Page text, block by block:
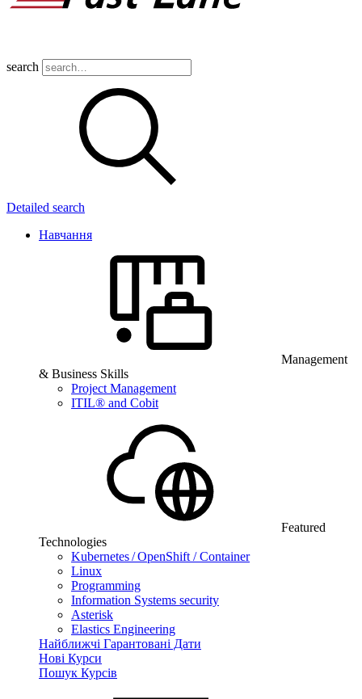
search
Detailed search
Навчання
Management
& Business Skills
Project Management
ITIL® and Cobit
Featured
Technologies
Kubernetes / OpenShift / Container
Linux
Programming
Information Systems security
Asterisk
Elastics Engineering
Найближчі Гарантовані Дати
Нові Курси
Пошук Курсів